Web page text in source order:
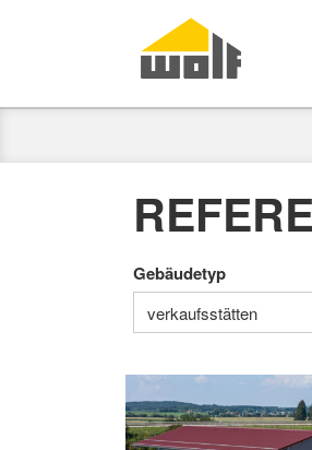
Gebäudetyp
verkaufsstätten